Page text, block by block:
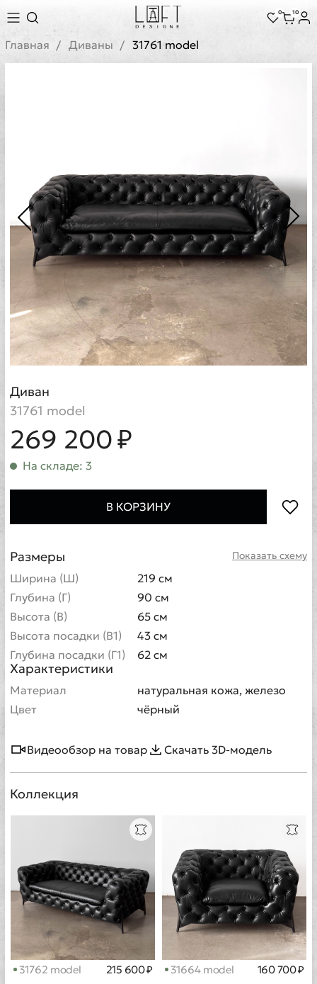
0 10
Главная Диваны 31761 model
Диван
31761 model
269 200 ₽
На складе: 3
В КОРЗИНУ
Показать схему
Размеры
Ширина (Ш)
219 см
Глубина (Г)
90 см
Высота (В)
65 см
Высота посадки (В1)
43 см
Глубина посадки (Г1)
62 см
Характеристики
Материал
натуральная кожа, железо
Цвет
чёрный
Видеообзор на товар Скачать 3D-модель
Коллекция
31762 model 215 600 ₽ 31664 model 160 700 ₽